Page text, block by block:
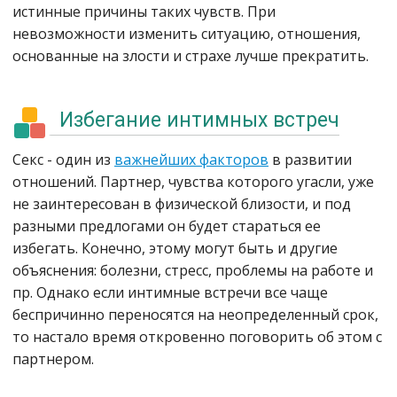
истинные причины таких чувств. При
невозможности изменить ситуацию, отношения,
основанные на злости и страхе лучше прекратить.
Избегание интимных встреч
Секс - один из важнейших факторов в развитии
отношений. Партнер, чувства которого угасли, уже
не заинтересован в физической близости, и под
разными предлогами он будет стараться ее
избегать. Конечно, этому могут быть и другие
объяснения: болезни, стресс, проблемы на работе и
пр. Однако если интимные встречи все чаще
беспричинно переносятся на неопределенный срок,
то настало время откровенно поговорить об этом с
партнером.